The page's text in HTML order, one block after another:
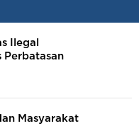
Ilegal
Perbatasan
Masyarakat